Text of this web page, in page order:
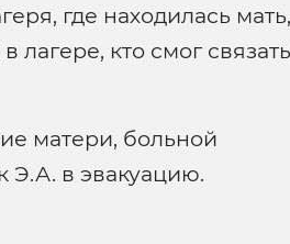
где находилась мать,
лагере, кто смог
матери, больной
Э.А. в эвакуацию.